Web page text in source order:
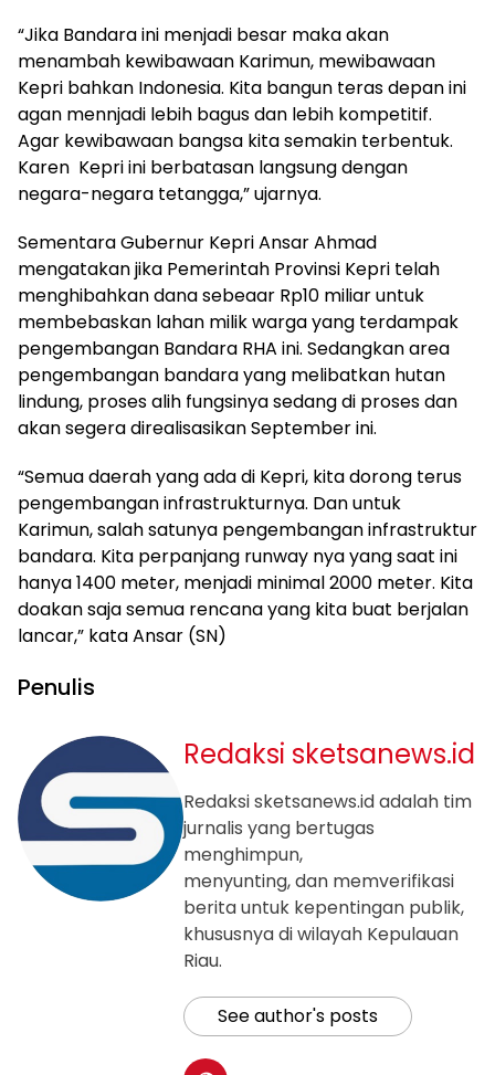
“Jika Bandara ini menjadi besar maka akan
menambah kewibawaan Karimun, mewibawaan
Kepri bahkan Indonesia. Kita bangun teras depan ini
agan mennjadi lebih bagus dan lebih kompetitif.
Agar kewibawaan bangsa kita semakin terbentuk.
Karen Kepri ini berbatasan langsung dengan
negara-negara tetangga,” ujarnya.
Sementara Gubernur Kepri Ansar Ahmad
mengatakan jika Pemerintah Provinsi Kepri telah
menghibahkan dana sebeaar Rp10 miliar untuk
membebaskan lahan milik warga yang terdampak
pengembangan Bandara RHA ini. Sedangkan area
pengembangan bandara yang melibatkan hutan
lindung, proses alih fungsinya sedang di proses dan
akan segera direalisasikan September ini.
“Semua daerah yang ada di Kepri, kita dorong terus
pengembangan infrastrukturnya. Dan untuk
Karimun, salah satunya pengembangan infrastruktur
bandara. Kita perpanjang runway nya yang saat ini
hanya 1400 meter, menjadi minimal 2000 meter. Kita
doakan saja semua rencana yang kita buat berjalan
lancar,” kata Ansar (SN)
Penulis
Redaksi sketsanews.id
Redaksi sketsanews.id adalah tim
jurnalis yang bertugas
menghimpun,
menyunting, dan memverifikasi
berita untuk kepentingan publik,
khususnya di wilayah Kepulauan
Riau.
See author's posts